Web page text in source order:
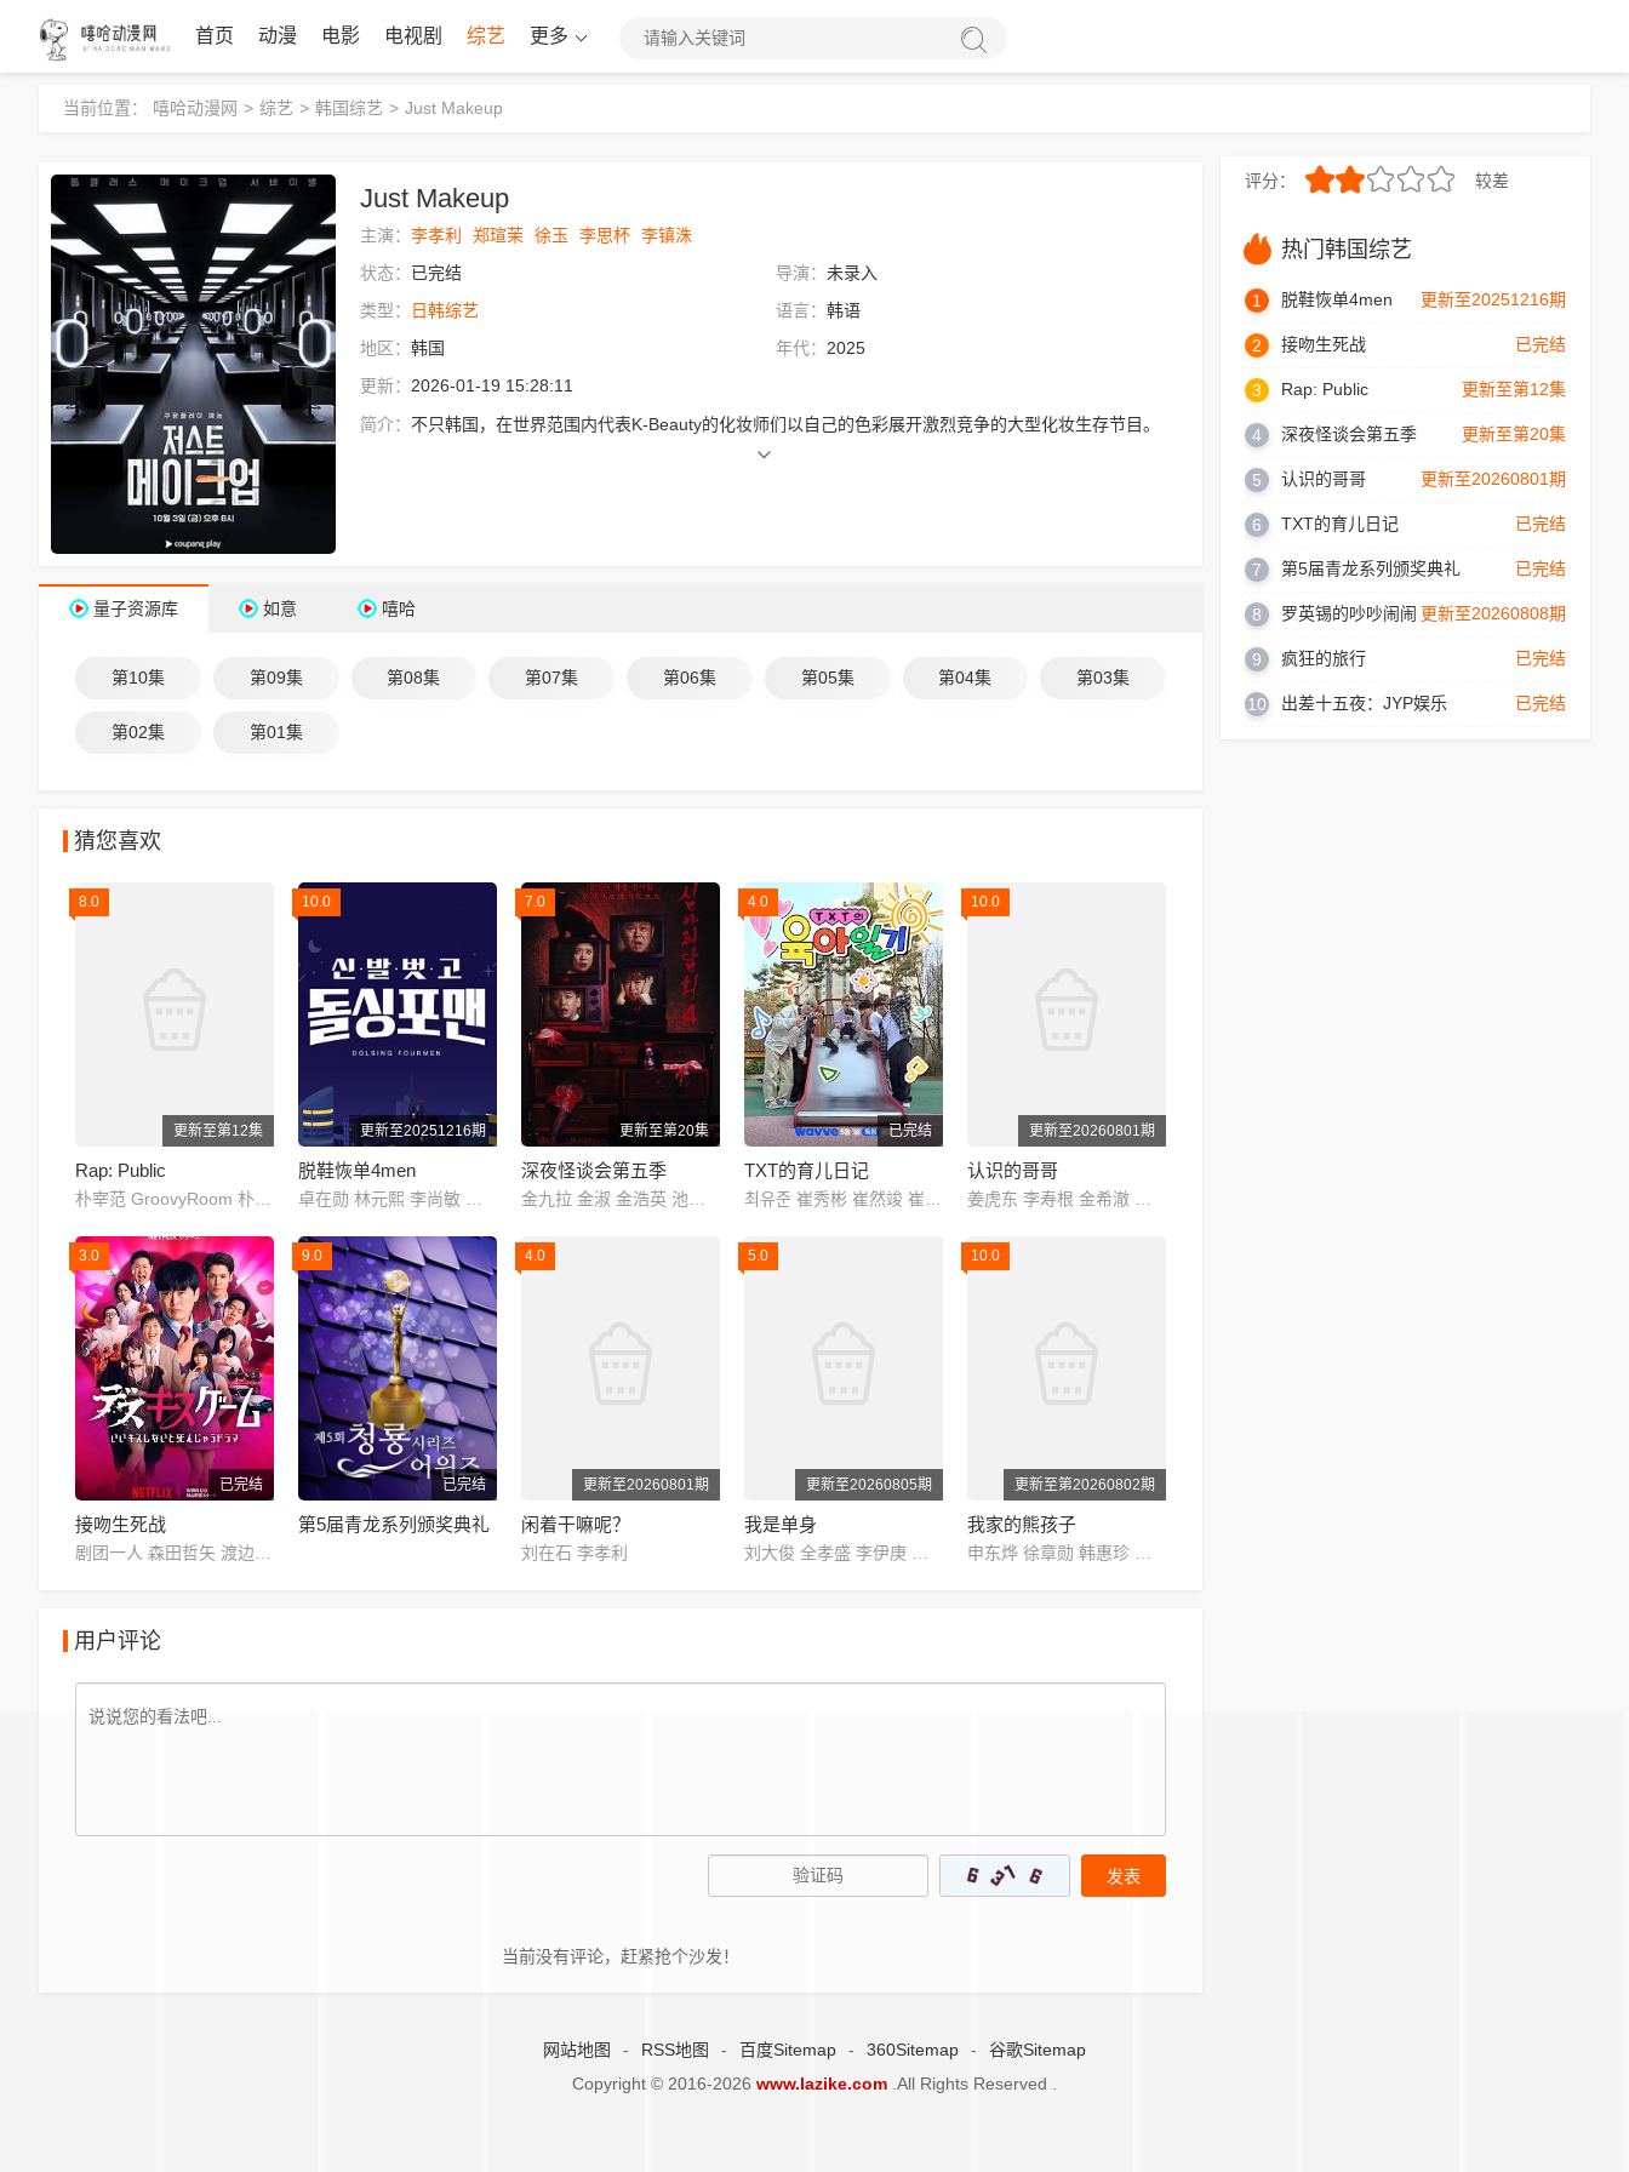
首页 动漫 电影 电视剧 综艺 更多
当前位置： 嘻哈动漫网 > 综艺 > 韩国综艺 > Just Makeup
Just Makeup
主演： 李孝利 郑瑄茉 徐玉 李思杯 李镇洙
状态： 已完结 导演： 未录入
类型：
日韩综艺 语言： 韩语
地区： 韩国 年代： 2025
更新： 2026-01-19 15:28:11
简介： 不只韩国，在世界范围内代表K-Beauty的化妆师们以自己的色彩展开激烈竞争的大型化妆生存节目。
量子资源库 如意 嘻哈
第10集 第09集 第08集 第07集 第06集 第05集 第04集 第03集
第02集 第01集
猜您喜欢
8.0
更新至第12集
Rap: Public
10.0
更新至20251216期
脱鞋恢单4men
7.0
更新至第20集
深夜怪谈会第五季
4.0
已完结
TXT的育儿日记
10.0
更新至20260801期
认识的哥哥
3.0
已完结
接吻生死战
9.0
已完结
第5届青龙系列颁奖典礼
4.0
更新至20260801期
闲着干嘛呢？
刘在石 李孝利
5.0
更新至20260805期
我是单身
10.0
更新至第20260802期
我家的熊孩子
用户评论
当前没有评论，赶紧抢个沙发！
评分： 较差
热门韩国综艺
1 更新至20251216期
脱鞋恢单4men
2 已完结
接吻生死战
3 更新至第12集
Rap: Public
4 更新至第20集
深夜怪谈会第五季
5 更新至20260801期
认识的哥哥
6 已完结
TXT的育儿日记
7 已完结
第5届青龙系列颁奖典礼
8 更新至20260808期
罗英锡的吵吵闹闹
9 已完结
疯狂的旅行
10 已完结
出差十五夜：JYP娱乐
网站地图 - RSS地图 - 百度Sitemap - 360Sitemap -
谷歌Sitemap
Copyright © 2016-2026 www.lazike.com .All Rights Reserved .